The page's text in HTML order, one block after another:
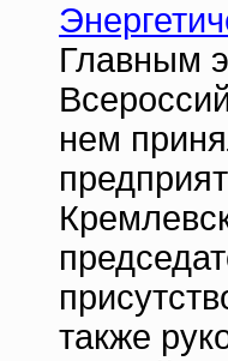
Главным
нем
также